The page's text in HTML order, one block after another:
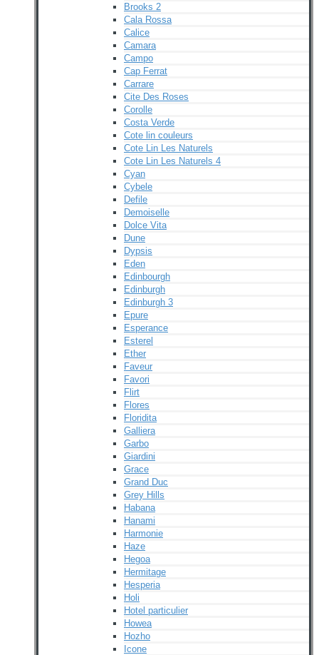
Brooks 2
Cala Rossa
Calice
Camara
Campo
Cap Ferrat
Carrare
Cite Des Roses
Corolle
Costa Verde
Cote lin couleurs
Cote Lin Les Naturels
Cote Lin Les Naturels 4
Cyan
Cybele
Defile
Demoiselle
Dolce Vita
Dune
Dypsis
Eden
Edinbourgh
Edinburgh
Edinburgh 3
Epure
Esperance
Esterel
Ether
Faveur
Favori
Flirt
Flores
Floridita
Galliera
Garbo
Giardini
Grace
Grand Duc
Grey Hills
Habana
Hanami
Harmonie
Haze
Hegoa
Hermitage
Hesperia
Holi
Hotel particulier
Howea
Hozho
Icone